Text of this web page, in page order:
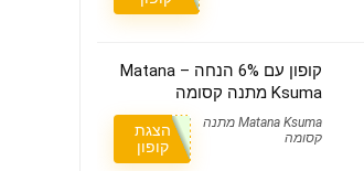
קופון עם 6% הנחה – Matana
Ksuma מתנה קסומה
Matana Ksuma מתנה
קסומה
הצגת
קופון